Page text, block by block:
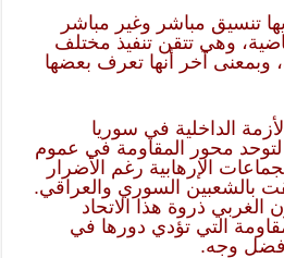
تنسيق مباشر وغير مباشر
وهي تتقن تنفيذ مختلف
وبمعنى آخر أنها تعرف بعضها
الداخلية في سوريا
لتوحد محور المقاومة في عموم
الإرهابية رغم الأضرار
بالشعبين السوري والعراقي.
ذروة هذا الاتحاد
التي تؤدي دورها في
وجه.